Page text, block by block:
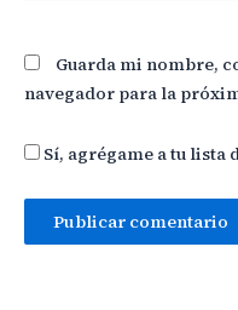
Guarda mi nombre,
navegador para la
Sí, agrégame a tu lista